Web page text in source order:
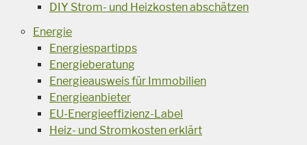
DIY Strom- und Heizkosten abschätzen
Energie
Energiespartipps
Energieberatung
Energieausweis für Immobilien
Energieanbieter
EU-Energieeffizienz-Label
Heiz- und Stromkosten erklärt